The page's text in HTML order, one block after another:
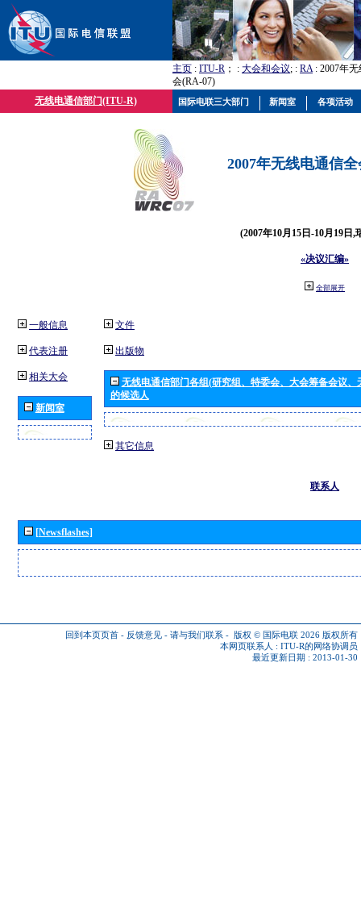
主页 : ITU-R ； : 大会和会议; : RA: 2007年
会(RA-07)
无线电通信部门(ITU-R)
2007年无线电通信
(2007年10月15日-10月19日,
«决议汇编»
全部展开
一般信息
代表注册
相关大会
新闻室
文件
出版物
无线电通信部门各组(研究组、特委会、大会筹备会议
的候选人
其它信息
联系人
[Newsflashes]
回到本页页首 - 反馈意见 - 请与我们联系 - 版权 © 国际电联 2026 版权所有
本网页联系人 : ITU-R的网络协调员
最近更新日期 : 2013-01-30
国际电联三大部门 新闻室 各项活动